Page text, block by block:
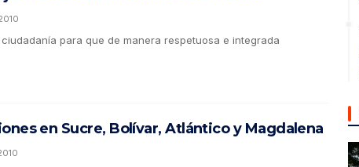
para que de manera respetuosa e integrada
en Sucre, Bolívar, Atlántico y Magdalena